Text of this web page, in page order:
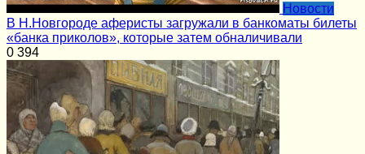
Новости
В Н.Новгороде аферисты загружали в банкоматы билеты
«банка приколов», которые затем обналичивали
0 394